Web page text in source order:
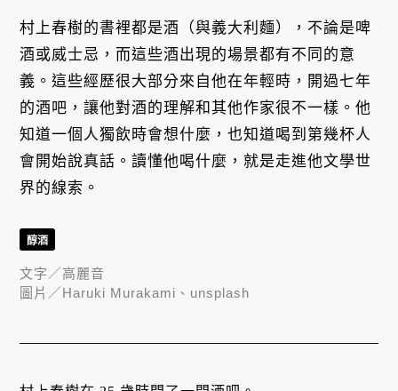
村上春樹的書裡都是酒（與義大利麵），不論是啤
酒或威士忌，而這些酒出現的場景都有不同的意
義。這些經歷很大部分來自他在年輕時，開過七年
的酒吧，讓他對酒的理解和其他作家很不一樣。他
知道一個人獨飲時會想什麼，也知道喝到第幾杯人
會開始說真話。讀懂他喝什麼，就是走進他文學世
界的線索。
醇酒
文字／高麗音
圖片／Haruki Murakami、unsplash